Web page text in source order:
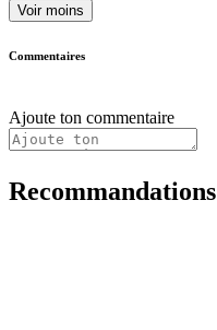
Voir moins
Commentaires
Ajoute ton commentaire
Recommandations